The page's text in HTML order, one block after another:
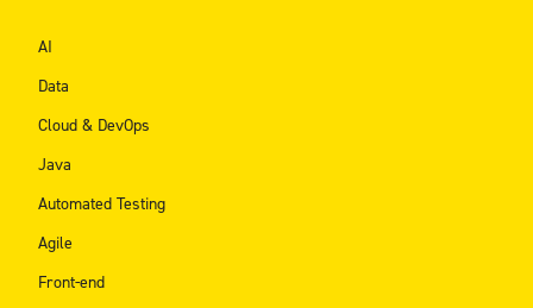
AI
Data
Cloud & DevOps
Java
Automated Testing
Agile
Front-end